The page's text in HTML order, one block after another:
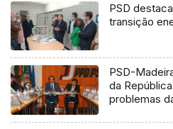
PSD
transição
PSD-
da
problemas